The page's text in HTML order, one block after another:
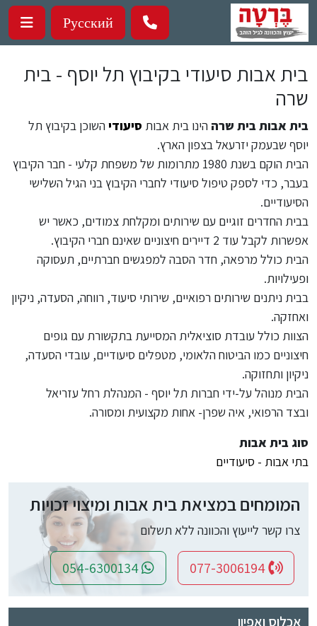
דילוג לתוכן העיקרי
Русский
בית אבות סיעודי בקיבוץ תל יוסף - בית
שרה
בית אבות בית שרה הינו בית אבות סיעודיהשוכן בקיבוץ תל
יוסף שבעמק יזרעאל בצפון הארץ.
הבית הוקם בשנת 1980 מתרומות של משפחת קלעי - חבר הקיבוץ
בעבר, כדי לספק טיפול סיעודי לחברי הקיבוץ בני הגיל השלישי
הסיעודיים.
בבית החדרים זוגיים עם שירותים ומקלחת צמודים, כאשר יש
אפשרות לקבל עוד 2 דיירים חיצוניים שאינם חברי הקיבוץ.
הבית כולל מרפאה, חדר הסבה למפגשים חברתיים, תעסוקה
ופעילויות.
בבית ניתנים שירותים רפואיים, שירותי סיעוד, רווחה, הסעדה, ניקיון
ואחזקה.
הצוות כולל עובדת סוציאלית המסייעת בתקשורת עם גופים
חיצוניים כמו הביטוח הלאומי, מטפלים סיעודיים, עובדי הסעדה,
ניקיון ותחזוקה.
הבית מנוהל על-ידי חברות תל יוסף - המנהלת רחל עזריאל
ובצד הרפואי, איה שפרן- אחות מקצועית ומסורה.
סוג בית אבות
בתי אבות - סיעודיים
המומחים במציאת בית אבות ומיצוי זכויות
צרו קשר לייעוץ והכוונה ללא תשלום
אכלוס ואפיון